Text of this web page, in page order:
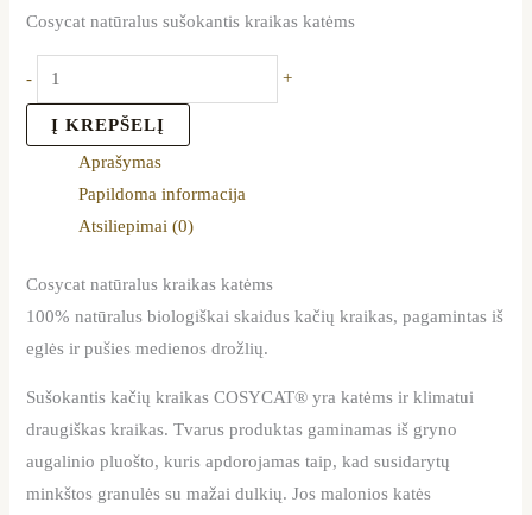
Cosycat natūralus sušokantis kraikas katėms
- +
Į KREPŠELĮ
Aprašymas
Papildoma informacija
Atsiliepimai (0)
Cosycat natūralus kraikas katėms
100% natūralus biologiškai skaidus kačių kraikas, pagamintas iš
eglės ir pušies medienos drožlių.
Sušokantis kačių kraikas COSYCAT® yra katėms ir klimatui
draugiškas kraikas. Tvarus produktas gaminamas iš gryno
augalinio pluošto, kuris apdorojamas taip, kad susidarytų
minkštos granulės su mažai dulkių. Jos malonios katės